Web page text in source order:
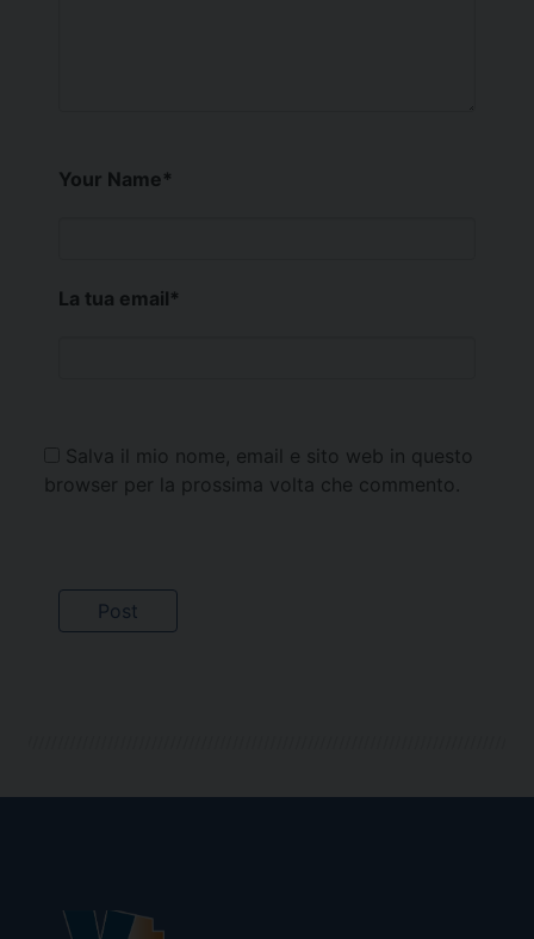
Your Name*
La tua email*
Salva il mio nome, email e sito web in questo
browser per la prossima volta che commento.